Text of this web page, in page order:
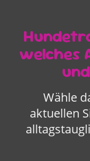
welches
Wähle
aktuellen